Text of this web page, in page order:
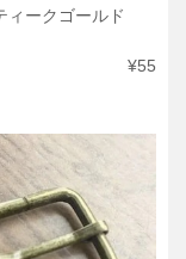
ークゴールド
¥55